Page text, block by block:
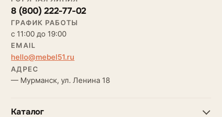
8 (800) 222-77-02
ГРАФИК РАБОТЫ
с 11:00 до 19:00
EMAIL
hello@mebel51.ru
АДРЕС
— Мурманск, ул. Ленина 18
Каталог